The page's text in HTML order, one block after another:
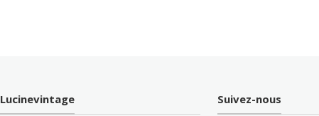
Lucinevintage Suivez-nous